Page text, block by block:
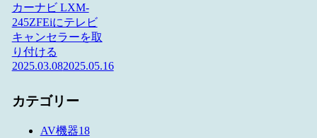
カーナビ LXM-
245ZFEiにテレビ
キャンセラーを取
り付ける
2025.03.082025.05.16
カテゴリー
AV機器18